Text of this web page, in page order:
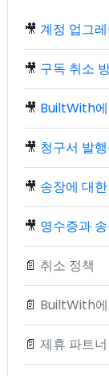
🎥 계정 업그
🎥 구독 취소
🎥 BuiltWith
🎥 청구서 발
🎥 송장에 대
🎥 영수증과
📄 취소 정책
📄 BuiltWith
📄 제휴 파트